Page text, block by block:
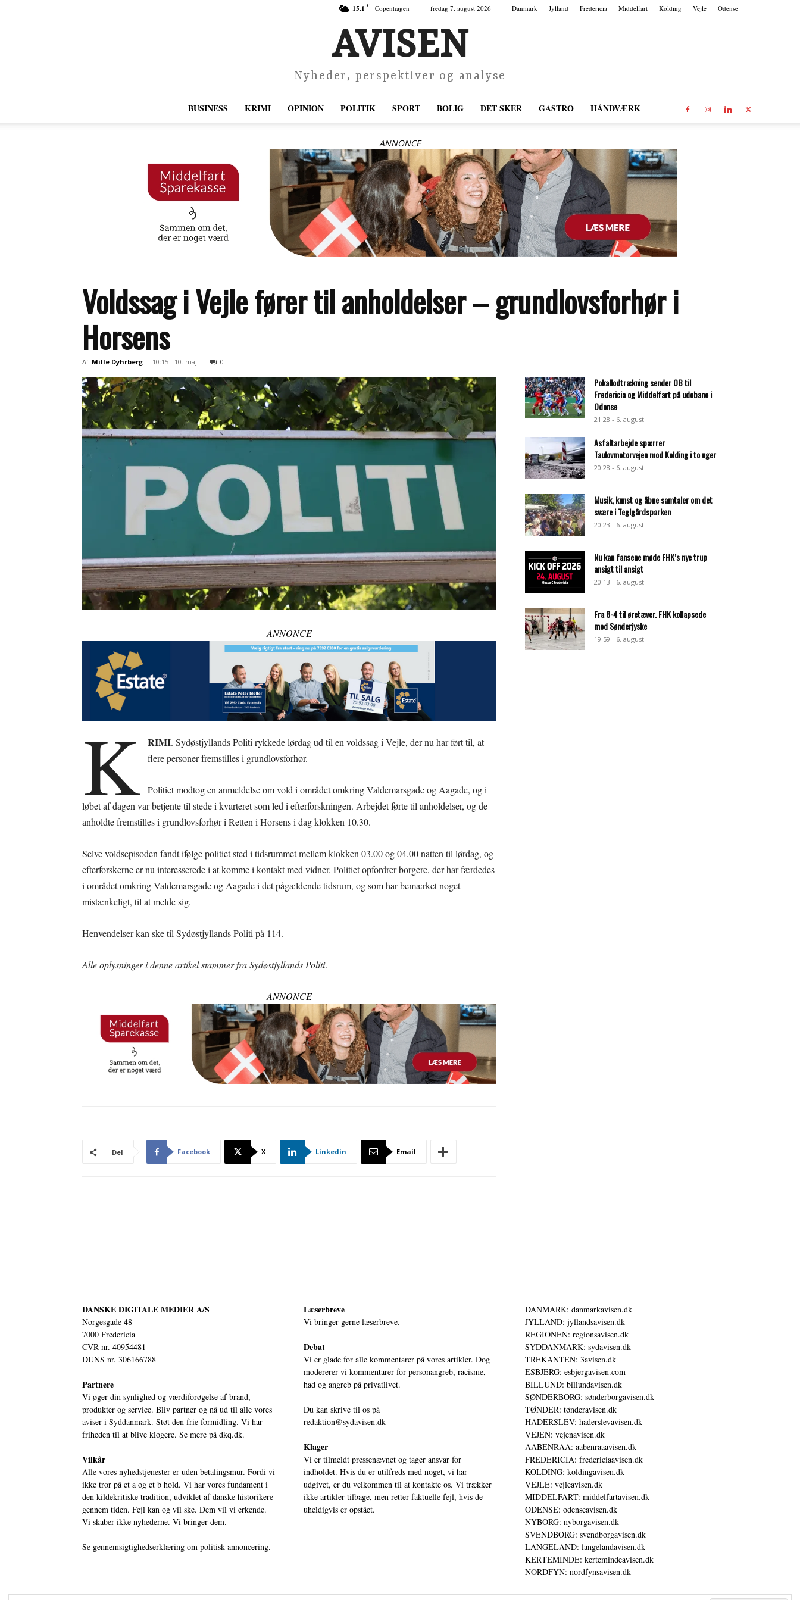
15.1 C Copenhagen fredag 7. august 2026 Danmark Jylland Fredericia Middelfart Kolding Vejle Odense
AVISEN
Nyheder, perspektiver og analyse
BUSINESS KRIMI OPINION POLITIK SPORT BOLIG DET SKER GASTRO HÅNDVÆRK
ANNONCE
Voldssag i Vejle fører til anholdelser – grundlovsforhør i
Horsens
Af Mille Dyhrberg - 10:15 - 10. maj 0
ANNONCE
K RIMI. Sydøstjyllands Politi rykkede lørdag ud til en voldssag i Vejle, der nu har ført til, at
flere personer fremstilles i grundlovsforhør.
Politiet modtog en anmeldelse om vold i området omkring Valdemarsgade og Aagade, og i
løbet af dagen var betjente til stede i kvarteret som led i efterforskningen. Arbejdet førte til anholdelser, og de
anholdte fremstilles i grundlovsforhør i Retten i Horsens i dag klokken 10.30.
Selve voldsepisoden fandt ifølge politiet sted i tidsrummet mellem klokken 03.00 og 04.00 natten til lørdag, og
efterforskerne er nu interesserede i at komme i kontakt med vidner. Politiet opfordrer borgere, der har færdedes
i området omkring Valdemarsgade og Aagade i det pågældende tidsrum, og som har bemærket noget
mistænkeligt, til at melde sig.
Henvendelser kan ske til Sydøstjyllands Politi på 114.
Alle oplysninger i denne artikel stammer fra Sydøstjyllands Politi.
ANNONCE
Del Facebook X Linkedin Email
Pokallodtrækning sender OB til
Fredericia og Middelfart på udebane i
Odense
21:28 - 6. august
Asfaltarbejde spærrer
Taulovmotorvejen mod Kolding i to uger
20:28 - 6. august
Musik, kunst og åbne samtaler om det
svære i Teglgårdsparken
20:23 - 6. august
Nu kan fansene møde FHK’s nye trup
ansigt til ansigt
20:13 - 6. august
Fra 8-4 til øretæver. FHK kollapsede
mod Sønderjyske
19:59 - 6. august
DANSKE DIGITALE MEDIER A/S
Norgesgade 48
7000 Fredericia
CVR nr. 40954481
DUNS nr. 306166788
Partnere
Vi øger din synlighed og værdiforøgelse af brand,
produkter og service. Bliv partner og nå ud til alle vores
aviser i Syddanmark. Støt den frie formidling. Vi har
friheden til at blive klogere. Se mere på dkq.dk.
Vilkår
Alle vores nyhedstjenester er uden betalingsmur. Fordi vi
ikke tror på et a og et b hold. Vi har vores fundament i
den kildekritiske tradition, udviklet af danske historikere
gennem tiden. Fejl kan og vil ske. Dem vil vi erkende.
Vi skaber ikke nyhederne. Vi bringer dem.
Se gennemsigtighedserklæring om politisk annoncering.
Læserbreve
Vi bringer gerne læserbreve.
Debat
Vi er glade for alle kommentarer på vores artikler. Dog
modererer vi kommentarer for personangreb, racisme,
had og angreb på privatlivet.
Du kan skrive til os på
redaktion@sydavisen.dk
Klager
Vi er tilmeldt pressenævnet og tager ansvar for
indholdet. Hvis du er utilfreds med noget, vi har
udgivet, er du velkommen til at kontakte os. Vi trækker
ikke artikler tilbage, men retter faktuelle fejl, hvis de
uheldigvis er opstået.
DANMARK: danmarkavisen.dk
JYLLAND: jyllandsavisen.dk
REGIONEN: regionsavisen.dk
SYDDANMARK: sydavisen.dk
TREKANTEN: 3avisen.dk
ESBJERG: esbjergavisen.com
BILLUND: billundavisen.dk
SØNDERBORG: sønderborgavisen.dk
TØNDER: tønderavisen.dk
HADERSLEV: haderslevavisen.dk
VEJEN: vejenavisen.dk
AABENRAA: aabenraaavisen.dk
FREDERICIA: fredericiaavisen.dk
KOLDING: koldingavisen.dk
VEJLE: vejleavisen.dk
MIDDELFART: middelfartavisen.dk
ODENSE: odenseavisen.dk
NYBORG: nyborgavisen.dk
SVENDBORG: svendborgavisen.dk
LANGELAND: langelandavisen.dk
KERTEMINDE: kertemindeavisen.dk
NORDFYN: nordfynsavisen.dk